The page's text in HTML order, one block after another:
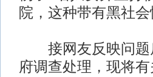
院，这种带有黑社
接网友反映问题
府调查处理，现将有